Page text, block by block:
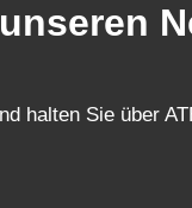
halten Sie über